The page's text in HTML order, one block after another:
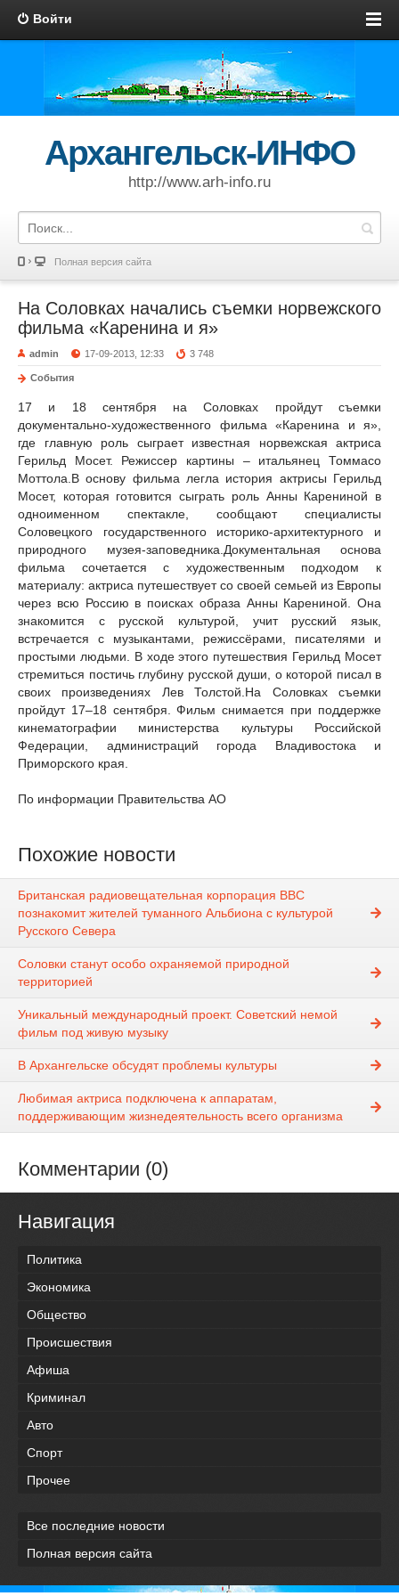
Войти
Архангельск-ИНФО
http://www.arh-info.ru
Полная версия сайта
На Соловках начались съемки норвежского
фильма «Каренина и я»
admin 17-09-2013, 12:33 3 748
События
17 и 18 сентября на Соловках пройдут съемки
документально-художественного фильма «Каренина и я»,
где главную роль сыграет известная норвежская актриса
Герильд Мосет. Режиссер картины – итальянец Томмасо
Моттола.В основу фильма легла история актрисы Герильд
Мосет, которая готовится сыграть роль Анны Карениной в
одноименном спектакле, сообщают специалисты
Соловецкого государственного историко-архитектурного и
природного музея-заповедника.Документальная основа
фильма сочетается с художественным подходом к
материалу: актриса путешествует со своей семьей из Европы
через всю Россию в поисках образа Анны Карениной. Она
знакомится с русской культурой, учит русский язык,
встречается с музыкантами, режиссёрами, писателями и
простыми людьми. В ходе этого путешествия Герильд Мосет
стремиться постичь глубину русской души, о которой писал в
своих произведениях Лев Толстой.На Соловках съемки
пройдут 17–18 сентября. Фильм снимается при поддержке
кинематографии министерства культуры Российской
Федерации, администраций города Владивостока и
Приморского края.
По информации Правительства АО
Похожие новости
Британская радиовещательная корпорация ВВС
познакомит жителей туманного Альбиона с культурой
Русского Севера
Соловки станут особо охраняемой природной
территорией
Уникальный международный проект. Советский немой
фильм под живую музыку
В Архангельске обсудят проблемы культуры
Любимая актриса подключена к аппаратам,
поддерживающим жизнедеятельность всего организма
Комментарии (0)
Навигация
Политика
Экономика
Общество
Происшествия
Афиша
Криминал
Авто
Спорт
Прочее
Все последние новости
Полная версия сайта